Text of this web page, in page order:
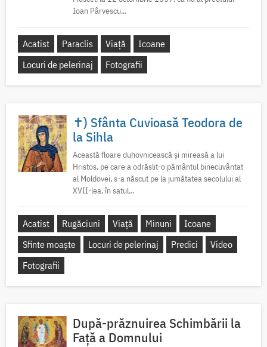
Ioan Pârvescu...
Acatist Paraclis Viață
Icoane
Locuri de pelerinaj
Fotografii
✝) Sfânta Cuvioasă Teodora de
la Sihla
Această floare duhovnicească și mireasă a lui
Hristos, pe care a odrăslit-o pământul binecuvântat
al Moldovei, s-a născut pe la jumătatea secolului al
XVII-lea, în satul...
Acatist Rugăciuni Viață Minuni
Icoane
Sfinte moaște
Locuri de pelerinaj Predici
Video
Fotografii
După-prăznuirea Schimbării la
Față a Domnului